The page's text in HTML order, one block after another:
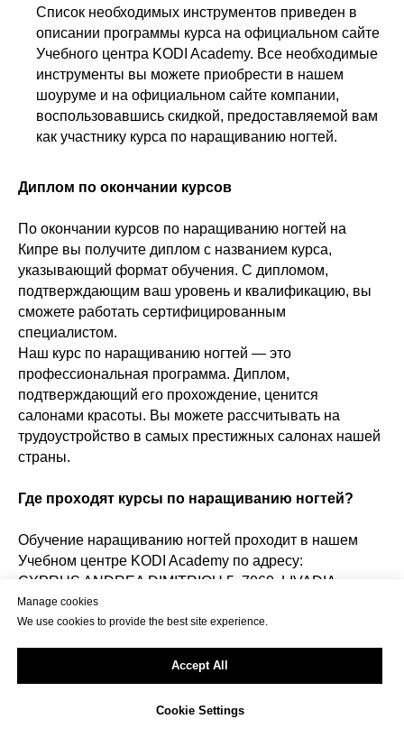
Manage cookies
We use cookies to provide the best site experience.
Accept All
Cookie Settings
Список необходимых инструментов приведен в
описании программы курса на официальном сайте
Учебного центра KODI Academy. Все необходимые
инструменты вы можете приобрести в нашем
шоуруме и на официальном сайте компании,
воспользовавшись скидкой, предоставляемой вам
как участнику курса по наращиванию ногтей.
Диплом по окончании курсов
По окончании курсов по наращиванию ногтей на
Кипре вы получите диплом с названием курса,
указывающий формат обучения. С дипломом,
подтверждающим ваш уровень и квалификацию, вы
сможете работать сертифицированным
специалистом.
Наш курс по наращиванию ногтей — это
профессиональная программа. Диплом,
подтверждающий его прохождение, ценится
салонами красоты. Вы можете рассчитывать на
трудоустройство в самых престижных салонах нашей
страны.
Где проходят курсы по наращиванию ногтей?
Обучение наращиванию ногтей проходит в нашем
Учебном центре KODI Academy по адресу:
CYPRUS ANDREA DIMITRIOU 5, 7060, LIVADIA.
Если вы хотите повысить свою квалификацию,
профессиональные знакомства или просто научиться
создавать красивые дизайны на своих ногтях – курсы
по наращиванию ногтей, проводимые в нашем